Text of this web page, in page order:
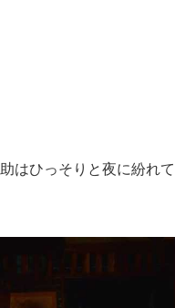
はひっそりと夜に紛れ